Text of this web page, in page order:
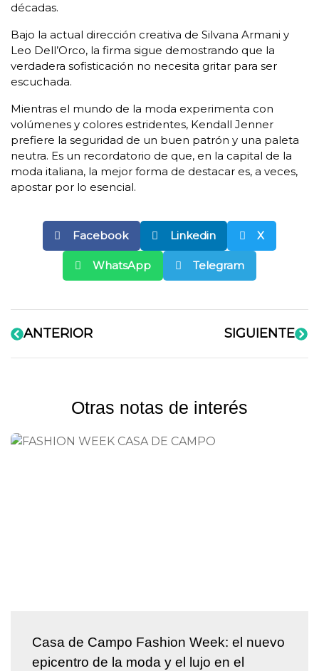
décadas.
Bajo la actual dirección creativa de Silvana Armani y
Leo Dell’Orco, la firma sigue demostrando que la
verdadera sofisticación no necesita gritar para ser
escuchada.
Mientras el mundo de la moda experimenta con
volúmenes y colores estridentes, Kendall Jenner
prefiere la seguridad de un buen patrón y una paleta
neutra. Es un recordatorio de que, en la capital de la
moda italiana, la mejor forma de destacar es, a veces,
apostar por lo esencial.
Facebook Linkedin X
WhatsApp Telegram
ANTERIOR SIGUIENTE
Otras notas de interés
Casa de Campo Fashion Week: el nuevo
epicentro de la moda y el lujo en el